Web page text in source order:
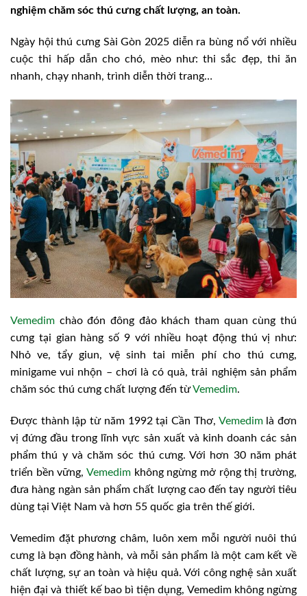
nghiệm chăm sóc thú cưng chất lượng, an toàn.
Ngày hội thú cưng Sài Gòn 2025 diễn ra bùng nổ với nhiều
cuộc thi hấp dẫn cho chó, mèo như: thi sắc đẹp, thi ăn
nhanh, chạy nhanh, trình diễn thời trang…
Vemedim chào đón đông đảo khách tham quan cùng thú
cưng tại gian hàng số 9 với nhiều hoạt động thú vị như:
Nhỏ ve, tẩy giun, vệ sinh tai miễn phí cho thú cưng,
minigame vui nhộn – chơi là có quà, trải nghiệm sản phẩm
chăm sóc thú cưng chất lượng đến từVemedim.
Được thành lập từ năm 1992 tại Cần Thơ, Vemedimlà đơn
vị đứng đầu trong lĩnh vực sản xuất và kinh doanh các sản
phẩm thú y và chăm sóc thú cưng. Với hơn 30 năm phát
triển bền vững, Vemedim không ngừng mở rộng thị trường,
đưa hàng ngàn sản phẩm chất lượng cao đến tay người tiêu
dùng tại Việt Nam và hơn 55 quốc gia trên thế giới.
Vemedim đặt phương châm, luôn xem mỗi người nuôi thú
cưng là bạn đồng hành, và mỗi sản phẩm là một cam kết về
chất lượng, sự an toàn và hiệu quả. Với công nghệ sản xuất
hiện đại và thiết kế bao bì tiện dụng, Vemedim không ngừng